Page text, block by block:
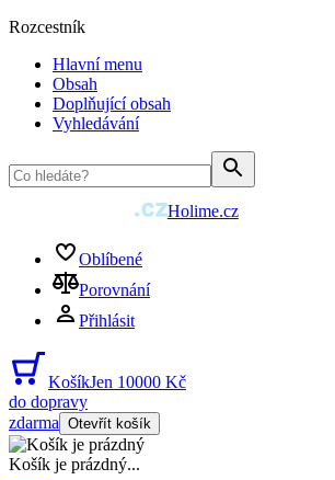
Rozcestník
Hlavní menu
Obsah
Doplňující obsah
Vyhledávání
Holime.cz
Oblíbené
Porovnání
Přihlásit
KošíkJen 10000 Kč
do dopravy
zdarma Otevřít košík
Košík je prázdný...